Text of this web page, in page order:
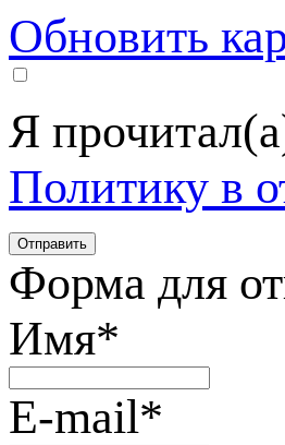
Обновить
Я
Политику в
Форма для
Имя*
E-mail*